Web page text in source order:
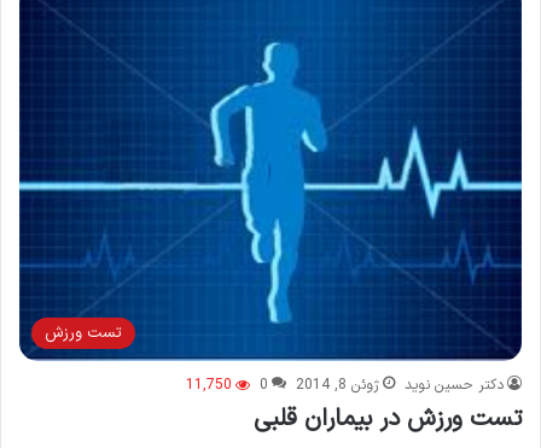
تست ورزش
دکتر حسین نوید ژوئن 8, 2014 0
11,750
تست ورزش در بیماران قلبی